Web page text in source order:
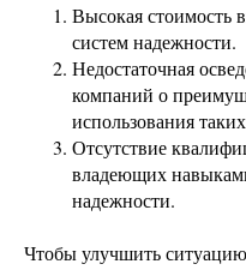
Высокая стоимость
систем надежности.
Недостаточная
компаний о
использования
Отсутствие
владеющих
надежности.
Чтобы улучшить